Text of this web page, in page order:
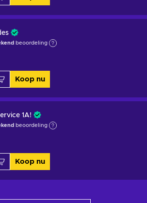
beoordeling
Koop nu
1A!
beoordeling
Koop nu